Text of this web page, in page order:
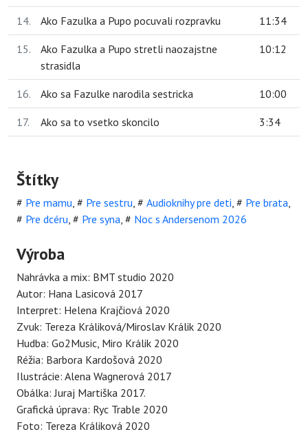
14. Ako Fazulka a Pupo pocuvali rozpravku 11:34
15.
Ako Fazulka a Pupo stretli naozajstne
strasidla
10:12
16. Ako sa Fazulke narodila sestricka 10:00
17. Ako sa to vsetko skoncilo 3:34
Štítky
# Pre mamu # Pre sestru # Audioknihy pre deti # Pre brata
# Pre dcéru # Pre syna # Noc s Andersenom 2026
Výroba
Nahrávka a mix: BMT studio 2020
Autor: Hana Lasicová 2017
Interpret: Helena Krajčiová 2020
Zvuk: Tereza Králiková/Miroslav Králik 2020
Hudba: Go2Music, Miro Králik 2020
Réžia: Barbora Kardošová 2020
Ilustrácie: Alena Wagnerová 2017
Obálka: Juraj Martiška 2017.
Grafická úprava: Ryc Trable 2020
Foto: Tereza Králiková 2020